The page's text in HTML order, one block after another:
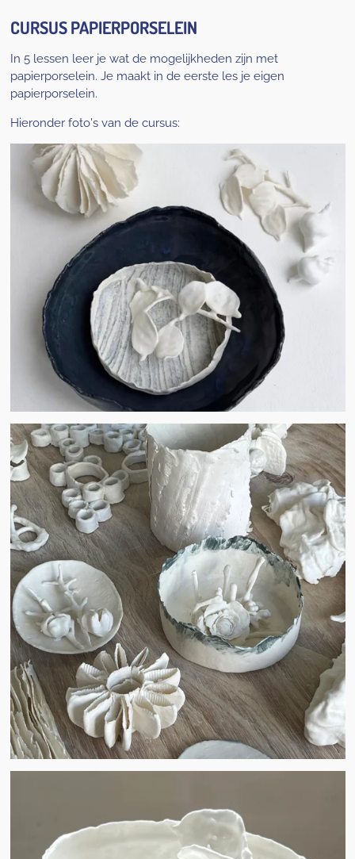
CURSUS PAPIERPORSELEIN
In 5 lessen leer je wat de mogelijkheden zijn met
papierporselein. Je maakt in de eerste les je eigen
papierporselein.
Hieronder foto's van de cursus: